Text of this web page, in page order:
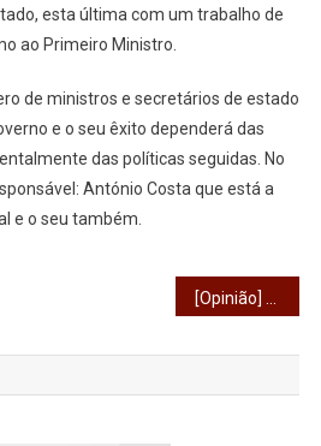
esta última com um trabalho de
ao Primeiro Ministro.
de ministros e secretários de estado
e o seu êxito dependerá das
das políticas seguidas. No
António Costa que está a
e o seu também.
[Opinião] Descentralização e Regionalização